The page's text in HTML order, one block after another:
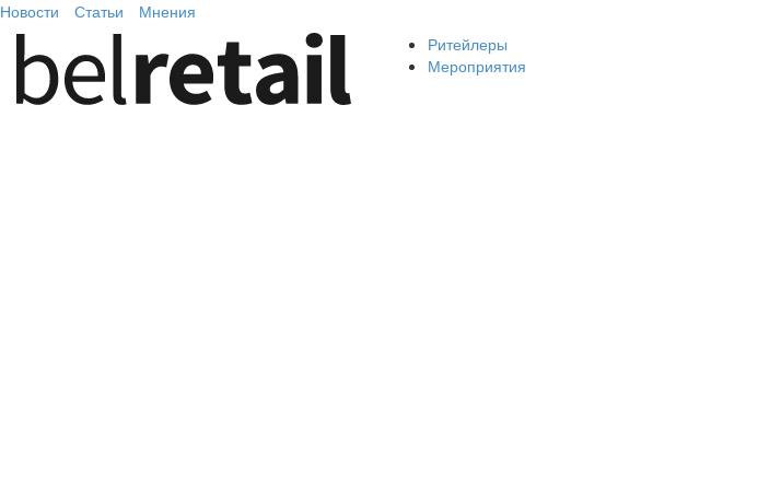
Новости Статьи Мнения
Ритейлеры
Мероприятия